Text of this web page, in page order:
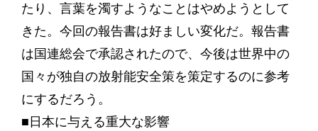
たり、言葉を濁すようなことはやめようとして
きた。今回の報告書は好ましい変化だ。報告書
は国連総会で承認されたので、今後は世界中の
国々が独自の放射能安全策を策定するのに参考
にするだろう。
■日本に与える重大な影響